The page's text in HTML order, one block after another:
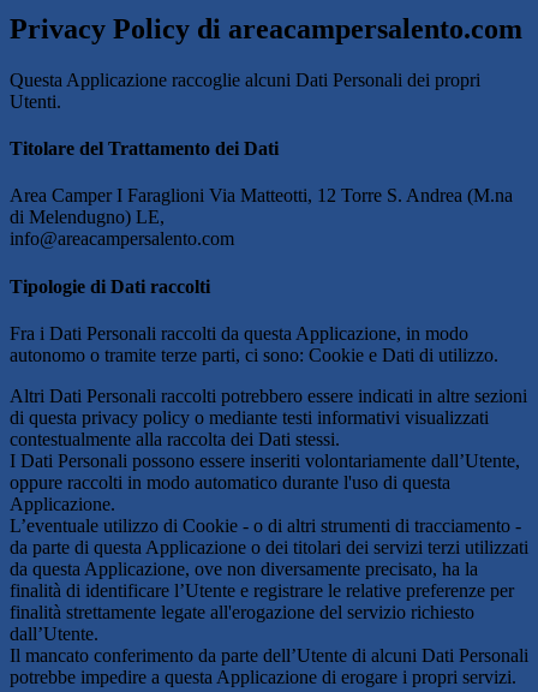
Privacy Policy di areacampersalento.com
Questa Applicazione raccoglie alcuni Dati Personali dei propri
Utenti.
Titolare del Trattamento dei Dati
Area Camper I Faraglioni Via Matteotti, 12 Torre S. Andrea (M.na
di Melendugno) LE,
info@areacampersalento.com
Tipologie di Dati raccolti
Fra i Dati Personali raccolti da questa Applicazione, in modo
autonomo o tramite terze parti, ci sono: Cookie e Dati di utilizzo.
Altri Dati Personali raccolti potrebbero essere indicati in altre sezioni
di questa privacy policy o mediante testi informativi visualizzati
contestualmente alla raccolta dei Dati stessi.
I Dati Personali possono essere inseriti volontariamente dall’Utente,
oppure raccolti in modo automatico durante l'uso di questa
Applicazione.
L’eventuale utilizzo di Cookie - o di altri strumenti di tracciamento -
da parte di questa Applicazione o dei titolari dei servizi terzi utilizzati
da questa Applicazione, ove non diversamente precisato, ha la
finalità di identificare l’Utente e registrare le relative preferenze per
finalità strettamente legate all'erogazione del servizio richiesto
dall’Utente.
Il mancato conferimento da parte dell’Utente di alcuni Dati Personali
potrebbe impedire a questa Applicazione di erogare i propri servizi.